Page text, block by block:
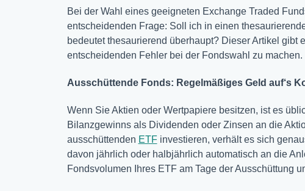
Bei der Wahl eines geeigneten Exchange Traded
entscheidenden Frage: Soll ich in einen
bedeutet thesaurierend überhaupt? Dieser Artikel gibt
entscheidenden Fehler bei der Fondswahl zu machen.
Ausschüttende Fonds: Regelmäßiges Geld auf‘s
Wenn Sie Aktien oder Wertpapiere besitzen, ist es
Bilanzgewinns als Dividenden oder Zinsen an die
ausschüttenden ETFinvestieren, verhält es sich
davon jährlich oder halbjährlich automatisch an die
Fondsvolumen Ihres ETF am Tage der Ausschüttung